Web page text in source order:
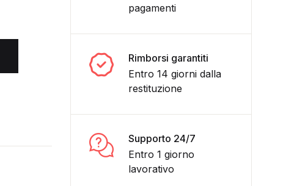
pagamenti
Rimborsi garantiti
Entro 14 giorni dalla
restituzione
Supporto 24/7
Entro 1 giorno
lavorativo